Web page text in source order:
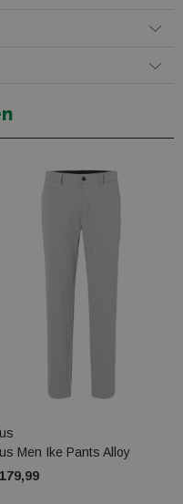
Men Ike Pants Alloy